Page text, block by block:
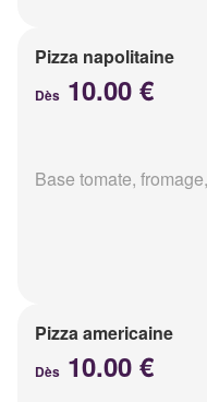
Pizza napolitaine
Dès 10.00 €
Base tomate,
Pizza americaine
Dès 10.00 €